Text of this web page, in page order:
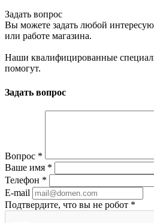
Задать вопрос
Вы можете задать любой
или работе магазина.
Наши квалифицированные
помогут.
Задать вопрос
Вопрос *
Ваше имя *
Телефон *
E-mail
Подтвердите, что вы не робот *